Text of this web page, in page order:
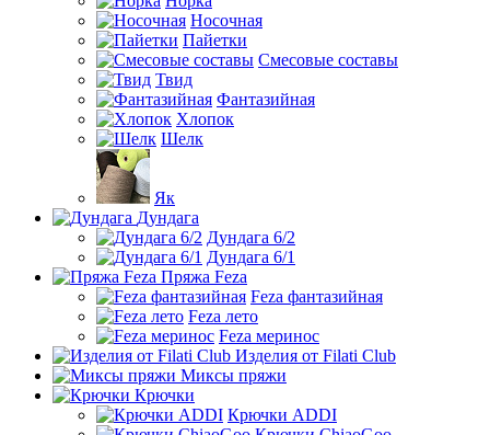
Носочная
Пайетки
Смесовые составы
Твид
Фантазийная
Хлопок
Шелк
Як
Дундага
Дундага 6/2
Дундага 6/1
Пряжа Feza
Feza фантазийная
Feza лето
Feza меринос
Изделия от Filati Club
Миксы пряжи
Крючки
Крючки ADDI